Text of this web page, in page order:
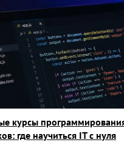
несколько дес
курсы
где научиться IT с нуля